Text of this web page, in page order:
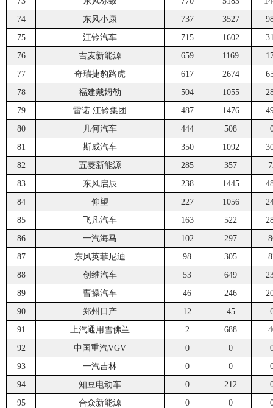
74
东风小康 737 3527
75
江铃汽车 715 1602
76
吉麦新能源 659 1169
77
奇瑞捷豹路虎 617 2674
78
福建戴姆勒 504 1055
79
雷诺 江铃集团 487 1476
80
几何汽车 444 508
81
斯威汽车 350 1092
82
五菱新能源 285 357
83
东风启辰 238 1445
84
仰望 227 1056
85
飞凡汽车 163 522
86
一汽海马 102 297
87
东风英菲尼迪 98 305
88
创维汽车 53 649
89
曹操汽车 46 246
90
郑州日产 12 45
91
上汽通用雪佛兰 2 688
92
中国重汽VGV 0 0
93
一汽吉林 0 0
94
知豆电动车 0 212
95
合众新能源 0 0